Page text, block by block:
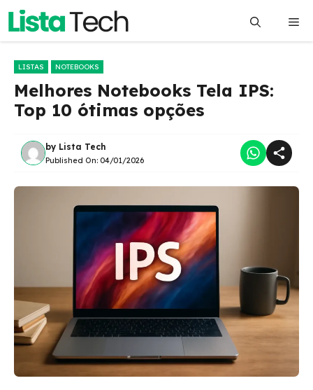
Pular
o
LISTAS NOTEBOOKS
Melhores Notebooks Tela IPS:
Top 10 ótimas opções
by Lista Tech
Published On: 04/01/2026